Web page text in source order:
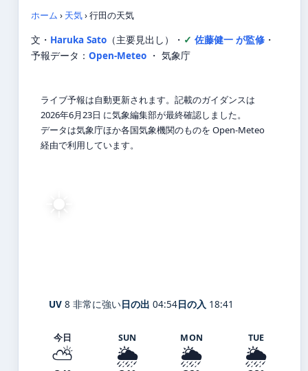
ホーム › 天気›行田の天気
文・ Haruka Sato （主要見出し） ・ 佐藤健一 が監修 ・
予報データ： Open-Meteo ・ 気象庁
ライブ予報は自動更新されます。記載のガイダンスは
2026年6月23日 に気象編集部が最終確認しました。
データは気象庁ほか各国気象機関のものを Open-Meteo
経由で利用しています。
☀️
UV 8 非常に強い日の出 04:54日の入 18:41
今日
⛅
SUN
🌦️
MON
🌦️
TUE
🌦️